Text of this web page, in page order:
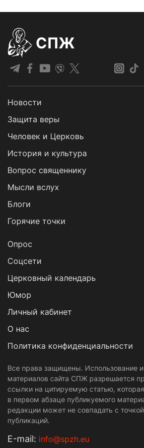
СПЖ
Новости
Защита веры
Человек и Церковь
История и культура
Вопрос священнику
Мысли вслух
Блоги
Горячие точки
Опрос
Cоцсети
Церковный календарь
Юмор
Личный кабинет
О нас
Политика конфиденциальности
Все права защищены. Использование
материалов сайта СПЖ разрешается
ссылки на цитируемую статью,
в первом абзаце публикуемого
редакции может не совпадать с
публикаций.
Е-mail: info@spzh.eu